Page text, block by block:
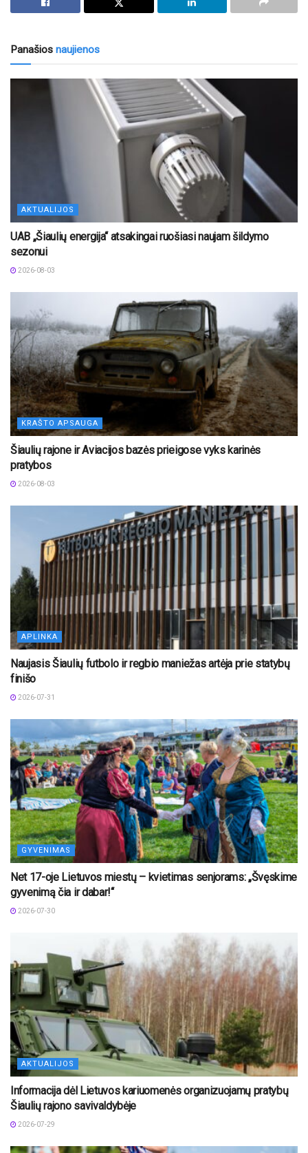
Panašios naujienos
AKTUALIJOS
UAB „Šiaulių energija“ atsakingai ruošiasi naujam šildymo
sezonui
2026-08-03
KRAŠTO APSAUGA
Šiaulių rajone ir Aviacijos bazės prieigose vyks karinės
pratybos
2026-08-03
APLINKA
Naujasis Šiaulių futbolo ir regbio maniežas artėja prie statybų
finišo
2026-07-31
GYVENIMAS
Net 17-oje Lietuvos miestų – kvietimas senjorams: „Švęskime
gyvenimą čia ir dabar!“
2026-07-30
AKTUALIJOS
Informacija dėl Lietuvos kariuomenės organizuojamų pratybų
Šiaulių rajono savivaldybėje
2026-07-29